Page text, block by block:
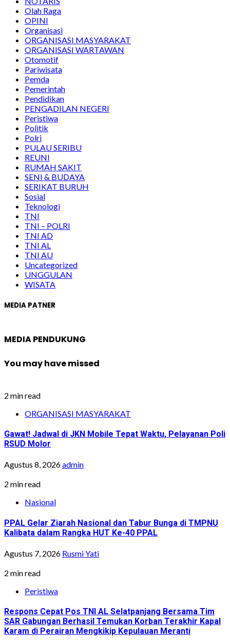
Olah Raga
OPINI
Organisasi
ORGANISASI MASYARAKAT
ORGANISASI WARTAWAN
Otomotif
Pariwisata
Pemda
Pemerintah
Pendidikan
PENGADILAN NEGERI
Peristiwa
Politik
Polri
PULAU SERIBU
REUNI
RUMAH SAKIT
SENI & BUDAYA
SERIKAT BURUH
Sosial
Teknologi
TNI
TNI – POLRI
TNI AD
TNI AL
TNI AU
Uncategorized
UNGGULAN
WISATA
MEDIA PATNER
MEDIA PENDUKUNG
You may have missed
2 min read
ORGANISASI MASYARAKAT
Gawat! Jadwal di JKN Mobile Tepat Waktu, Pelayanan Poli
RSUD Molor
Agustus 8, 2026admin
2 min read
Nasional
PPAL Gelar Ziarah Nasional dan Tabur Bunga di TMPNU
Kalibata dalam Rangka HUT Ke-40 PPAL
Agustus 7, 2026 Rusmi Yati
2 min read
Peristiwa
Respons Cepat Pos TNI AL Selatpanjang Bersama Tim
SAR Gabungan Berhasil Temukan Korban Terakhir Kapal
Karam di Perairan Mengkikip Kepulauan Meranti